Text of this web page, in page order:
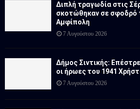
Διπλή τραγωδία στις
σκοτώθηκαν σε σφοδρό
Αμφίπολη
7 Αυγούστου 2026
Δήμος Σιντικής:
οι ήρωες του 1941
7 Αυγούστου 2026